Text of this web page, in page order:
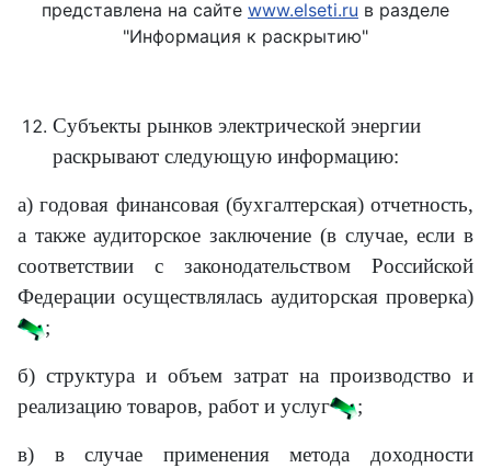
представлена на сайте www.elseti.ru в разделе
"Информация к раскрытию"
Субъекты рынков электрической энергии
раскрывают следующую информацию:
а) годовая финансовая (бухгалтерская) отчетность,
а также аудиторское заключение (в случае, если в
соответствии с законодательством Российской
Федерации осуществлялась аудиторская проверка)
;
б) структура и объем затрат на производство и
реализацию товаров, работ и услуг
;
в) в случае применения метода доходности